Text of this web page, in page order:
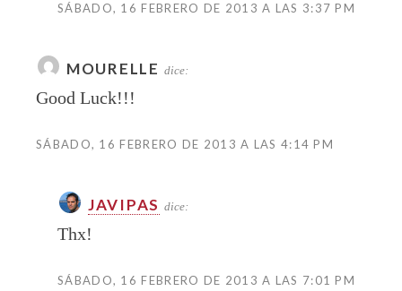
SÁBADO, 16 FEBRERO DE 2013 A LAS 3:37 PM
MOURELLE dice:
Good Luck!!!
SÁBADO, 16 FEBRERO DE 2013 A LAS 4:14 PM
JAVIPAS dice:
Thx!
SÁBADO, 16 FEBRERO DE 2013 A LAS 7:01 PM